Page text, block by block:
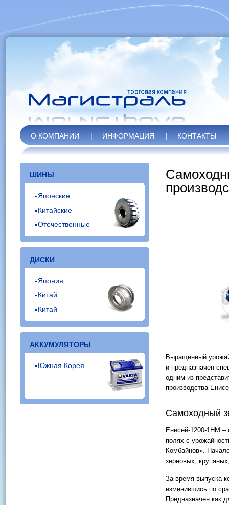
О КОМПАНИИ | ИНФОРМАЦИЯ | КОНТАКТЫ
ШИНЫ
Японские
Китайские
Отечественные
ДИСКИ
Япония
Китай
Китай
АККУМУЛЯТОРЫ
Южная Корея
Выращенный
и предназначен
одним из
производства
Самоходный
Енисей-1200-1НМ –
полях с
Комбайнов».
зерновых,
За время выпуска
изменившись по
Предназначен как